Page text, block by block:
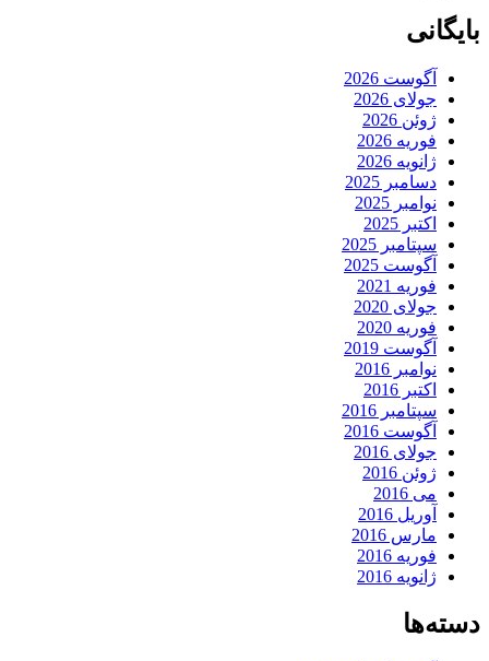
بایگانی
آگوست 2026
جولای 2026
ژوئن 2026
فوریه 2026
ژانویه 2026
دسامبر 2025
نوامبر 2025
اکتبر 2025
سپتامبر 2025
آگوست 2025
فوریه 2021
جولای 2020
فوریه 2020
آگوست 2019
نوامبر 2016
اکتبر 2016
سپتامبر 2016
آگوست 2016
جولای 2016
ژوئن 2016
می 2016
آوریل 2016
مارس 2016
فوریه 2016
ژانویه 2016
دسته‌ها